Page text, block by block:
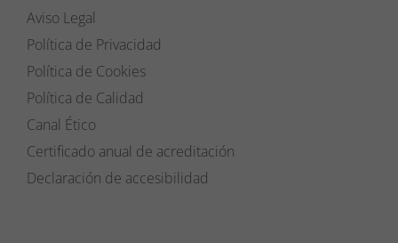
Aviso Legal
Política de Privacidad
Política de Cookies
Política de Calidad
Canal Ético
Certificado anual de acreditación
Declaración de accesibilidad